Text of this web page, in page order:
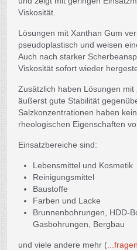
Viskosität.
Lösungen mit Xanthan Gum
pseudoplastisch und weisen
Auch nach starker
Viskosität sofort wieder
Zusätzlich haben Lösungen
äußerst gute Stabilität
Salzkonzentrationen haben
rheologischen Eigenschaften
Einsatzbereiche sind:
Lebensmittel und Kosmetik
Reinigungsmittel
Baustoffe
Farben und Lacke
Brunnenbohrungen, HDD-
Gasbohrungen, Bergbau
und viele andere mehr (